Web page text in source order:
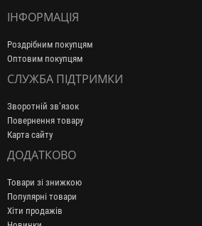
ІНФОРМАЦІЯ
Роздрібним покупцям
Оптовим покупцям
СЛУЖБА ПІДТРИМКИ
Зворотній зв’язок
Повернення товару
Карта сайту
ДОДАТКОВО
Товари зі знижкою
Популярні товари
Хіти продажів